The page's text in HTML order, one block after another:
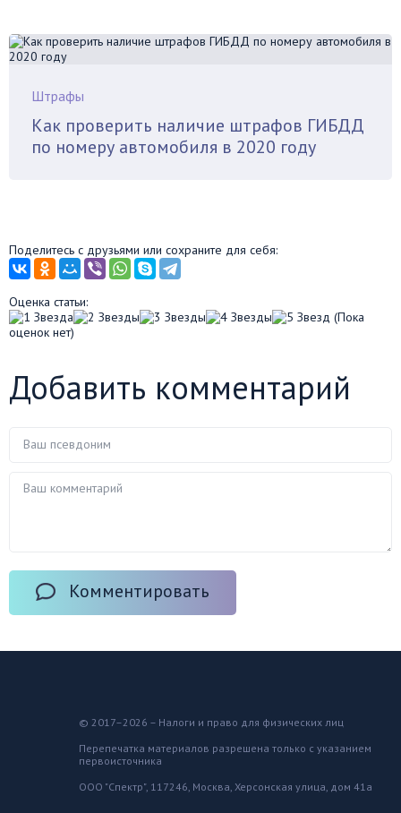
Штрафы
Как проверить наличие штрафов ГИБДД
по номеру автомобиля в 2020 году
Поделитесь с друзьями или сохраните для себя:
Оценка статьи:
(Пока
оценок нет)
Добавить комментарий
Комментировать
© 2017–2026 – Налоги и право для физических лиц
Перепечатка материалов разрешена только с указанием
первоисточника
ООО "Спектр", 117246, Москва, Херсонская улица, дом 41а